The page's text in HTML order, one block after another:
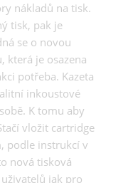
nákladů na tisk.
tisk, pak je
se o novou
která je osazena
potřeba. Kazeta
inkoustové
K tomu aby
vložit cartridge
podle instrukcí v
nová tisková
jak pro